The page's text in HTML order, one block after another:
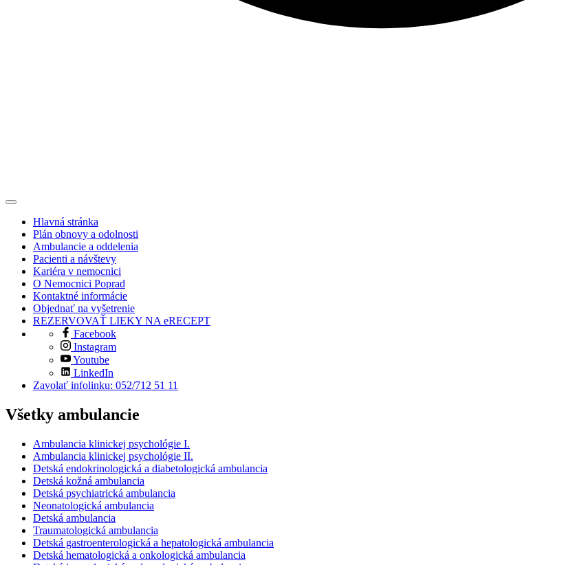
Hlavná stránka
Plán obnovy a odolnosti
Ambulancie a oddelenia
Pacienti a návštevy
Kariéra v nemocnici
O Nemocnici Poprad
Kontaktné informácie
Objednať na vyšetrenie
REZERVOVAŤ LIEKY NA eRECEPT
Facebook
Instagram
Youtube
LinkedIn
Zavolať infolinku: 052/712 51 11
Všetky ambulancie
Ambulancia klinickej psychológie I.
Ambulancia klinickej psychológie II.
Detská endokrinologická a diabetologická ambulancia
Detská kožná ambulancia
Detská psychiatrická ambulancia
Neonatologická ambulancia
Detská ambulancia
Traumatologická ambulancia
Detská gastroenterologická a hepatologická ambulancia
Detská hematologická a onkologická ambulancia